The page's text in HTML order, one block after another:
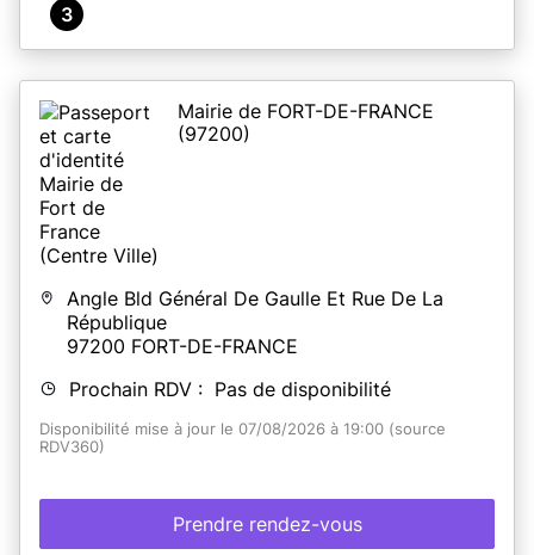
3
Mairie de FORT-DE-FRANCE
(97200)
Angle Bld Général De Gaulle Et Rue De La
République
97200 FORT-DE-FRANCE
Prochain RDV : Pas de disponibilité
Disponibilité mise à jour le 07/08/2026 à 19:00 (source
RDV360)
Prendre rendez-vous